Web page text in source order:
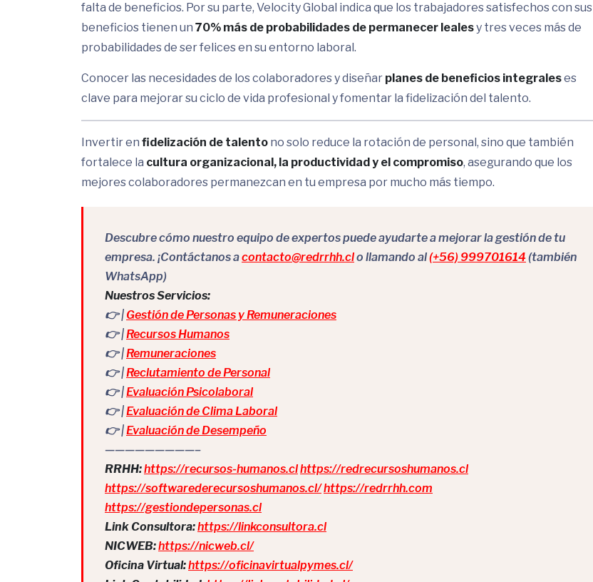
falta de beneficios. Por su parte, Velocity Global indica que los trabajadores satisfechos con sus
beneficios tienen un 70% más de probabilidades de permanecer lealesy tres veces más de
probabilidades de ser felices en su entorno laboral.
Conocer las necesidades de los colaboradores y diseñar planes de beneficios integraleses
clave para mejorar su ciclo de vida profesional y fomentar la fidelización del talento.
Invertir en fidelización de talento no solo reduce la rotación de personal, sino que también
fortalece la cultura organizacional, la productividad y el compromiso, asegurando que los
mejores colaboradores permanezcan en tu empresa por mucho más tiempo.
Descubre cómo nuestro equipo de expertos puede ayudarte a mejorar la gestión de tu
empresa. ¡Contáctanos acontacto@redrrhh.clo llamando al(+56) 999701614(también
WhatsApp)
Nuestros Servicios:
👉 | Gestión de Personas y Remuneraciones
👉 |Recursos Humanos
👉 |Remuneraciones
👉 |Reclutamiento de Personal
👉 |Evaluación Psicolaboral
👉 |Evaluación de Clima Laboral
👉 |Evaluación de Desempeño
—————————–
RRHH:https://recursos-humanos.clhttps://redrecursoshumanos.cl
https://softwarederecursoshumanos.cl/https://redrrhh.com
https://gestiondepersonas.cl
Link Consultora:https://linkconsultora.cl
NICWEB:https://nicweb.cl/
Oficina Virtual:https://oficinavirtualpymes.cl/